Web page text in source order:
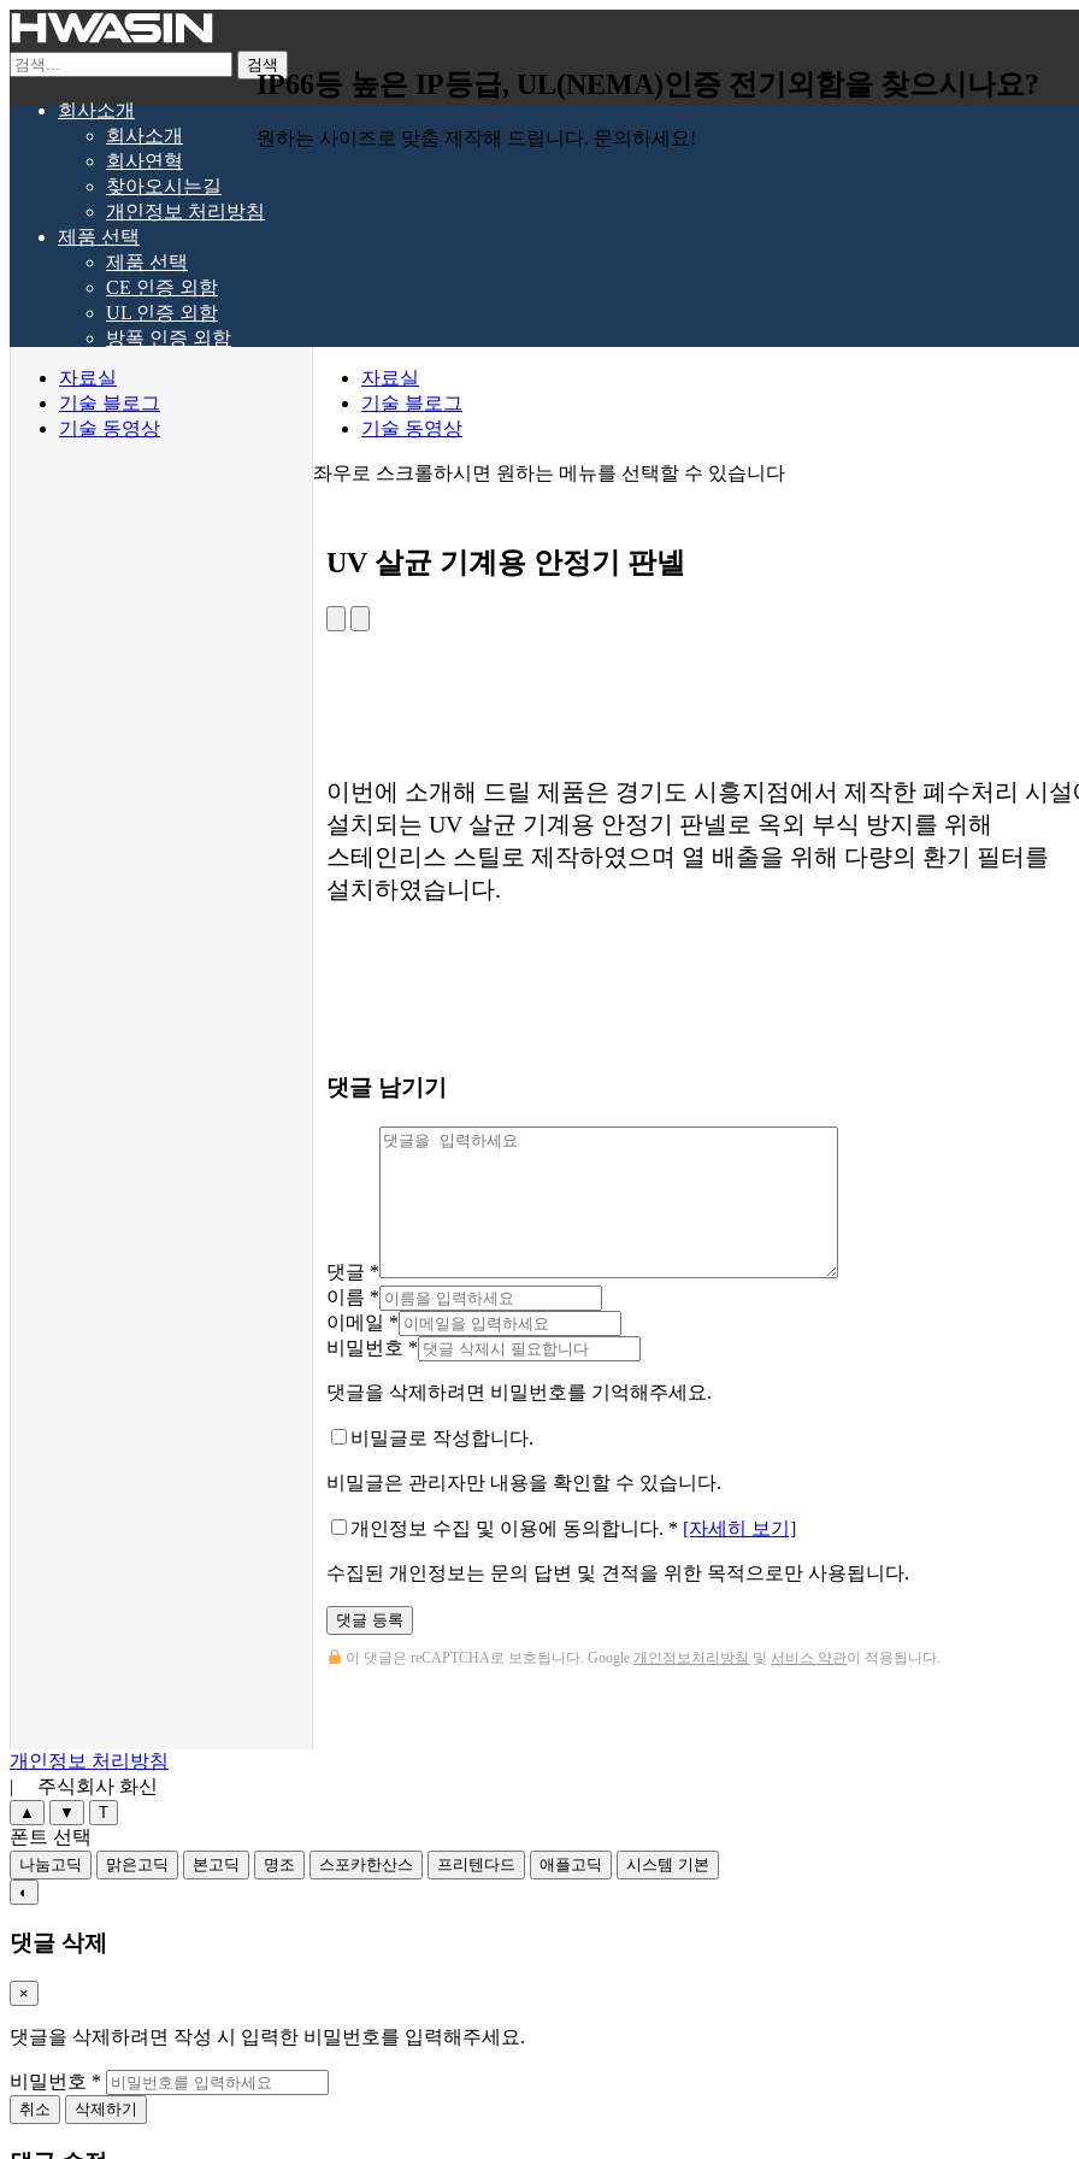
검색
회사소개
회사소개
회사연혁
찾아오시는길
개인정보 처리방침
제품 선택
제품 선택
CE 인증 외함
UL 인증 외함
방폭 인증 외함
양얍 외함
일반 스틸 외함
플라스틱 외함
IP66등 높은 IP등급, UL(NEMA)인증 전기외함을 찾으시나요?
원하는 사이즈로 맞춤 제작해 드립니다. 문의하세요!
자료실
기술 블로그
기술 동영상
좌우로 스크롤하시면 원하는 메뉴를 선택할 수 있습니다
UV 살균 기계용 안정기 판넬
이번에 소개해 드릴 제품은 경기도 시흥지점에서 제작한 폐수처리 시설
설치되는 UV 살균 기계용 안정기 판넬로 옥외 부식 방지를 위해
스테인리스 스틸로 제작하였으며 열 배출을 위해 다량의 환기 필터를
설치하였습니다.
댓글 남기기
댓글 *
이름 *
이메일 *
비밀번호 *
댓글을 삭제하려면 비밀번호를 기억해주세요.
비밀글로 작성합니다.
비밀글은 관리자만 내용을 확인할 수 있습니다.
개인정보 수집 및 이용에 동의합니다. * [자세히 보기]
수집된 개인정보는 문의 답변 및 견적을 위한 목적으로만 사용됩니다.
댓글 등록
이 댓글은 reCAPTCHA로 보호됩니다. Google 개인정보처리방침 및 서비스 약관이 적용됩니다.
자료실
기술 블로그
기술 동영상
개인정보 처리방침
| 주식회사 화신
▲ ▼ T
폰트 선택
나눔고딕 맑은고딕 본고딕 명조 스포카한산스 프리텐다드 애플고딕
시스템 기본
◐
댓글 삭제
×
댓글을 삭제하려면 작성 시 입력한 비밀번호를 입력해주세요.
비밀번호 *
취소 삭제하기